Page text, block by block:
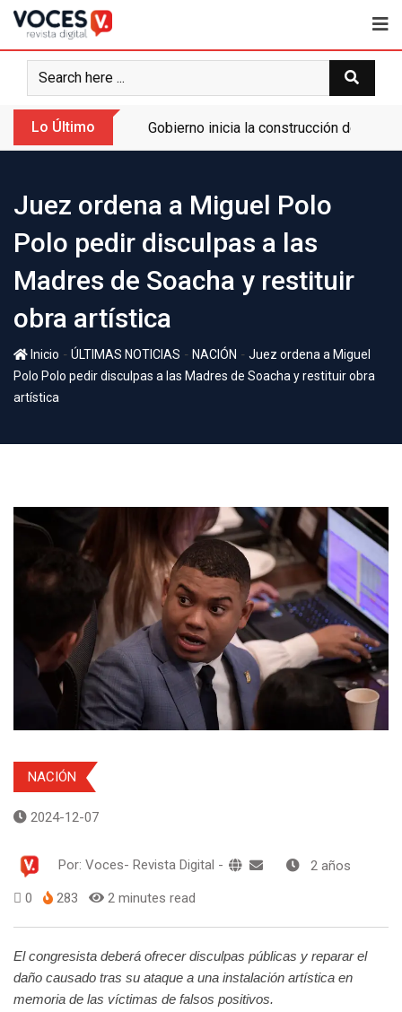
Lo Último Gobierno inicia la construcción de la
Juez ordena a Miguel Polo
Polo pedir disculpas a las
Madres de Soacha y restituir
obra artística
Inicio - ÚLTIMAS NOTICIAS - NACIÓN - Juez ordena a Miguel
Polo Polo pedir disculpas a las Madres de Soacha y restituir obra
artística
NACIÓN
2024-12-07
Por: Voces- Revista Digital - 2 años
0 283 2 minutes read
El congresista deberá ofrecer disculpas públicas y reparar el
daño causado tras su ataque a una instalación artística en
memoria de las víctimas de falsos positivos.